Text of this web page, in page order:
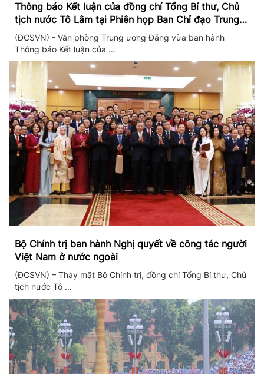
Thông báo Kết luận của đồng chí Tổng Bí thư, Chủ
tịch nước Tô Lâm tại Phiên họp Ban Chỉ đạo Trung
ương thực hiện Nghị quyết 57
(ĐCSVN) - Văn phòng Trung ương Đảng vừa ban hành
Thông báo Kết luận của ...
Bộ Chính trị ban hành Nghị quyết về công tác người
Việt Nam ở nước ngoài
(ĐCSVN) – Thay mặt Bộ Chính trị, đồng chí Tổng Bí thư, Chủ
tịch nước Tô ...